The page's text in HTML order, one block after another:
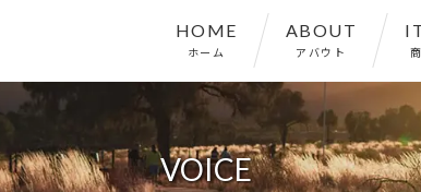
HOME
ホーム
ABOUT
アバウト
VOICE